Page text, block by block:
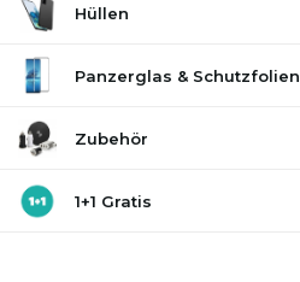
Hüllen
Panzerglas & Schutzfolien
Zubehör
1+1 Gratis